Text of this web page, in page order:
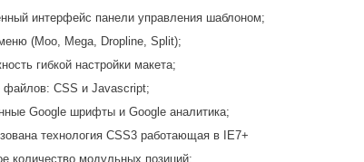
интерфейс панели управления шаблоном;
(Moo, Mega, Dropline, Split);
гибкой настройки макета;
файлов: CSS и Javascript;
Google шрифты и Google аналитика;
технология CSS3 работающая в IE7+
количество модульных позиций;